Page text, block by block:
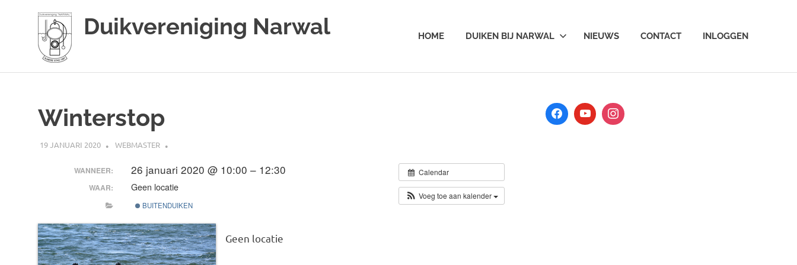
Duikvereniging Narwal HOME DUIKEN BIJ NARWAL NIEUWS CONTACT INLOGGEN
Winterstop
19 JANUARI 2020 WEBMASTER
Calendar
Voeg toe aan kalender
WANNEER: 26 januari 2020 @ 10:00 – 12:30
WAAR: Geen locatie
BUITENDUIKEN
Geen locatie